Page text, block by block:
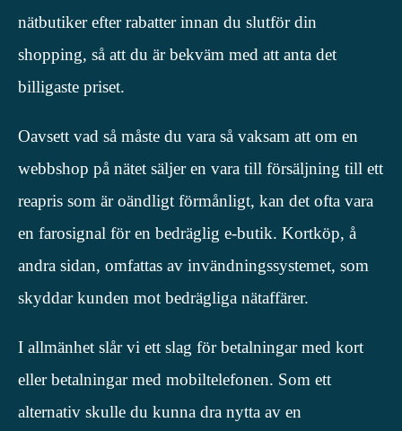
nätbutiker efter rabatter innan du slutför din
shopping, så att du är bekväm med att anta det
billigaste priset.
Oavsett vad så måste du vara så vaksam att om en
webbshop på nätet säljer en vara till försäljning till ett
reapris som är oändligt förmånligt, kan det ofta vara
en farosignal för en bedräglig e-butik. Kortköp, å
andra sidan, omfattas av invändningssystemet, som
skyddar kunden mot bedrägliga nätaffärer.
I allmänhet slår vi ett slag för betalningar med kort
eller betalningar med mobiltelefonen. Som ett
alternativ skulle du kunna dra nytta av en